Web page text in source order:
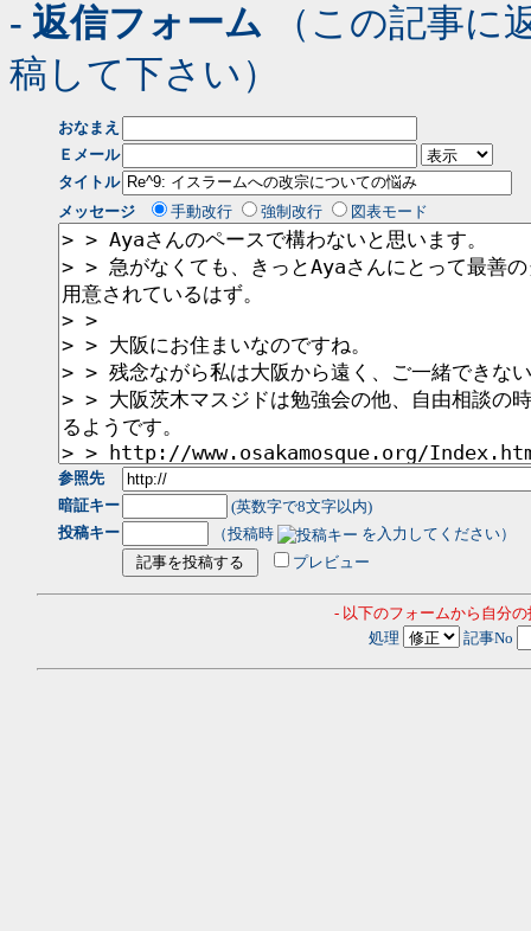
- 返信フォーム （この記事に
稿して下さい）
おなまえ
Ｅメール
タイトル
メッセージ
手動改行 強制改行 図表モード
参照先
暗証キー
(英数字で8文字以内)
投稿キー
（投稿時
を入力してください）
プレビュー
- 以下のフォームから自分
処理
記事No